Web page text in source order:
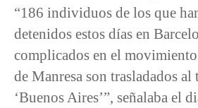
“186 individuos de los que
detenidos estos días en
complicados en el
de Manresa son trasladados al
‘Buenos Aires’”, señalaba el